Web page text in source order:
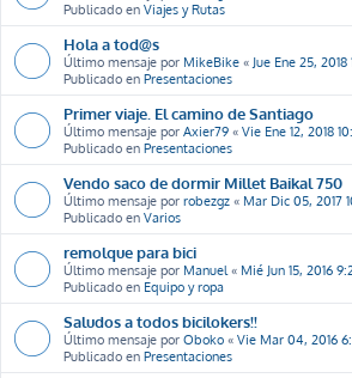
Publicado en Viajes y Rutas
Hola a tod@s
Último mensaje por MikeBike « Jue Ene 25, 2018
Publicado en Presentaciones
Primer viaje. El camino de Santiago
Último mensaje por Axier79 « Vie Ene 12, 2018
Publicado en Presentaciones
Vendo saco de dormir Millet Baikal 750
Último mensaje por robezgz « Mar Dic 05, 2017
Publicado en Varios
remolque para bici
Último mensaje por Manuel « Mié Jun 15, 2016
Publicado en Equipo y ropa
Saludos a todos bicilokers!!
Último mensaje por Oboko « Vie Mar 04, 2016
Publicado en Presentaciones